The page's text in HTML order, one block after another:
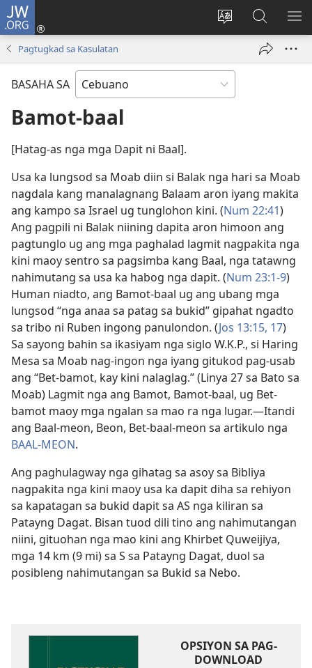
JW.ORG
Ilisi
pinulongan
sa
site
Log
ug
Pangitaa
sa
JW.ORG
Pagtugkad sa Kasulatan
BASAHA SA
Bamot-baal
[Hatag-as nga mga Dapit ni Baal].
Usa ka lungsod sa Moab diin si Balak nga hari sa Moab
nagdala kang manalagnang Balaam aron iyang makita
ang kampo sa Israel ug tunglohon kini. (Num 22:41)
Ang pagpili ni Balak niining dapita aron himoon ang
pagtunglo ug ang mga paghalad lagmit nagpakita nga
kini maoy sentro sa pagsimba kang Baal, nga tatawng
nahimutang sa usa ka habog nga dapit. (Num 23:1-9)
Human niadto, ang Bamot-baal ug ang ubang mga
lungsod “nga anaa sa patag sa bukid” gipahat ngadto
sa tribo ni Ruben ingong panulondon. (Jos 13:​15, 17)
Sa sayong bahin sa ikasiyam nga siglo W.K.P., si Haring
Mesa sa Moab nag-ingon nga iyang gitukod pag-usab
ang “Bet-bamot, kay kini nalaglag.” (Linya 27 sa Bato sa
Moab) Lagmit nga ang Bamot, Bamot-baal, ug Bet-
bamot maoy mga ngalan sa mao ra nga lugar.​—Itandi
ang Baal-meon, Beon, Bet-baal-meon sa artikulo nga
BAAL-MEON.
Ang paghulagway nga gihatag sa asoy sa Bibliya
nagpakita nga kini maoy usa ka dapit diha sa rehiyon
sa kapatagan sa bukid dapit sa AS nga kiliran sa
Patayng Dagat. Bisan tuod dili tino ang nahimutangan
niini, gituohan nga mao kini ang Khirbet Quweijiya,
mga 14 km (9 mi) sa S sa Patayng Dagat, duol sa
posibleng nahimutangan sa Bukid sa Nebo.
OPSIYON SA PAG-
DOWNLOAD